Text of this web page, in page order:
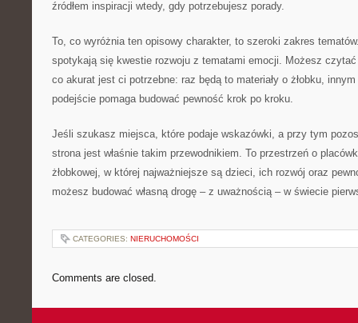
źródłem inspiracji wtedy, gdy potrzebujesz porady.
To, co wyróżnia ten opisowy charakter, to szeroki zakres
spotykają się kwestie rozwoju z tematami emocji. Możesz
co akurat jest ci potrzebne: raz będą to materiały o żłobku,
podejście pomaga budować pewność krok po kroku.
Jeśli szukasz miejsca, które podaje wskazówki, a przy tym
strona jest właśnie takim przewodnikiem. To przestrzeń o
żłobkowej, w której najważniejsze są dzieci, ich rozwój oraz
możesz budować własną drogę – z uważnością – w świecie
CATEGORIES: NIERUCHOMOŚCI
Comments are closed.